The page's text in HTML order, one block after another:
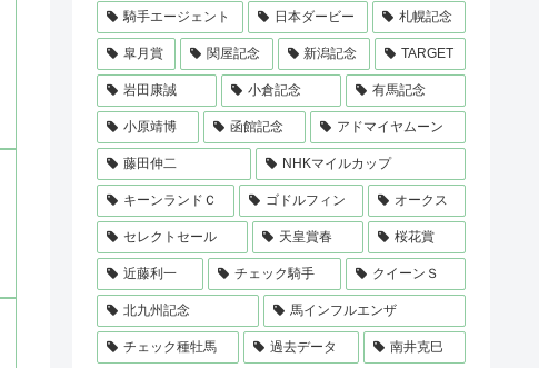
騎手エージェント 日本ダービー 札幌記念
皐月賞 関屋記念 新潟記念 TARGET
岩田康誠 小倉記念 有馬記念
小原靖博 函館記念 アドマイヤムーン
藤田伸二 NHKマイルカップ
キーンランドＣ ゴドルフィン オークス
セレクトセール 天皇賞春 桜花賞
近藤利一 チェック騎手 クイーンＳ
北九州記念 馬インフルエンザ
チェック種牡馬 過去データ 南井克巳